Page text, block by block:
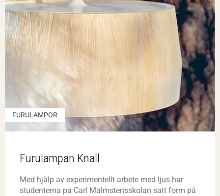
FURULAMPOR
Furulampan Knall
Med hjälp av experimentellt arbete med ljus har
studenterna på Carl Malmstensskolan satt form på